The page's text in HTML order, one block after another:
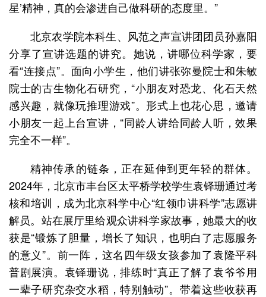
星’精神，真的会渗进自己做科研的态度里。”
北京农学院本科生、风范之声宣讲团团员孙嘉阳
分享了宣讲选题的讲究。她说，讲哪位科学家，要
看“连接点”。面向小学生，他们讲张弥曼院士和朱敏
院士的古生物化石研究，“小朋友对恐龙、化石天然
感兴趣，就像玩推理游戏”。形式上也花心思，邀请
小朋友一起上台宣讲，“同龄人讲给同龄人听，效果
完全不一样”。
精神传承的链条，正在延伸到更年轻的群体。
2024年，北京市丰台区太平桥学校学生袁铎珊通过考
核和培训，成为北京科学中心“红领巾讲科学”志愿讲
解员。站在展厅里给观众讲科学家故事，她最大的收
获是“锻炼了胆量，增长了知识，也明白了志愿服务
的意义”。前一阵，这名四年级女孩参加了袁隆平科
普剧展演。袁铎珊说，排练时“真正了解了袁爷爷用
一辈子研究杂交水稻，特别触动”。带着这些收获再